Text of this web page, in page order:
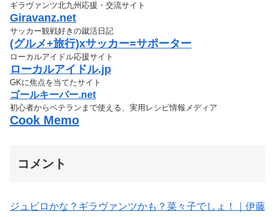
ギラヴァンツ北九州応援・交流サイト
Giravanz.net
サッカー観戦好きの蹴活日記
(グルメ+旅行)xサッカー=サポーター
ローカルアイドル応援サイト
ローカルアイドル.jp
GKに焦点を当てたサイト
ゴールキーパー.net
初心者からベテランまで使える、実用レシピ情報メディア
Cook Memo
コメント
ジュビロかな？ギラヴァンツかも？菜々子でしょ！｜伊藤